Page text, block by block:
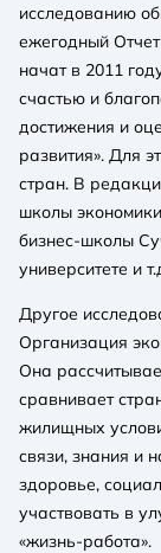
исследованию
ежегодный Отчет
начат в 2011
счастью и
достижения и
развития». Для
стран. В
школы
бизнес-школы
университете и
Другое
Организация
Она
сравнивает
жилищных
связи, знания и
здоровье,
участвовать в
«жизнь-работа».